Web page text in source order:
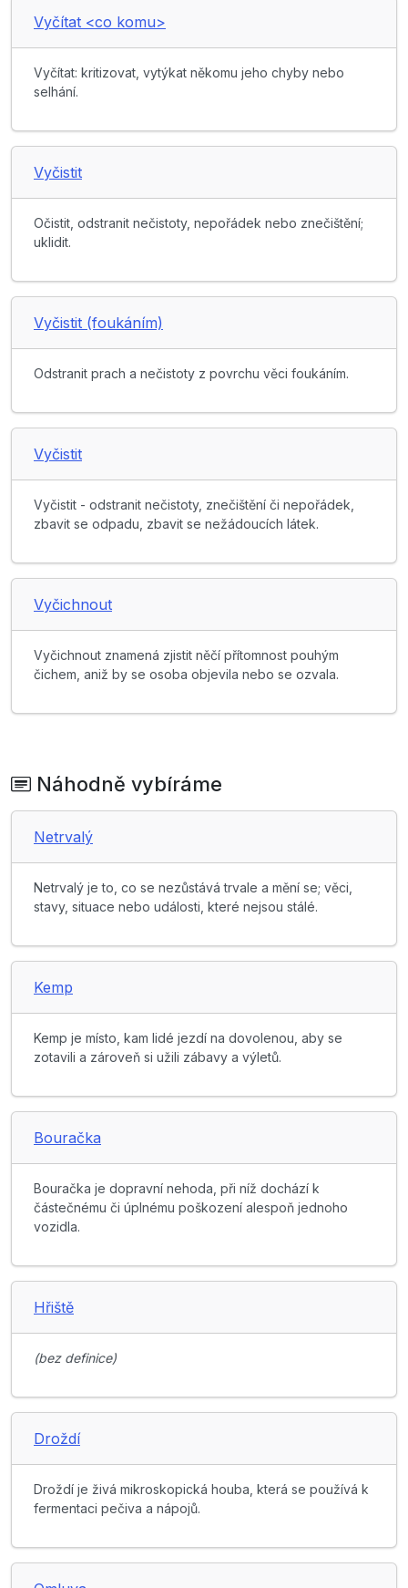
Vyčítat <co komu>
Vyčítat: kritizovat, vytýkat někomu jeho chyby nebo
selhání.
Vyčistit
Očistit, odstranit nečistoty, nepořádek nebo znečištění;
uklidit.
Vyčistit (foukáním)
Odstranit prach a nečistoty z povrchu věci foukáním.
Vyčistit
Vyčistit - odstranit nečistoty, znečištění či nepořádek,
zbavit se odpadu, zbavit se nežádoucích látek.
Vyčichnout
Vyčichnout znamená zjistit něčí přítomnost pouhým
čichem, aniž by se osoba objevila nebo se ozvala.
Náhodně vybíráme
Netrvalý
Netrvalý je to, co se nezůstává trvale a mění se; věci,
stavy, situace nebo události, které nejsou stálé.
Kemp
Kemp je místo, kam lidé jezdí na dovolenou, aby se
zotavili a zároveň si užili zábavy a výletů.
Bouračka
Bouračka je dopravní nehoda, při níž dochází k
částečnému či úplnému poškození alespoň jednoho
vozidla.
Hřiště
(bez definice)
Droždí
Droždí je živá mikroskopická houba, která se používá k
fermentaci pečiva a nápojů.